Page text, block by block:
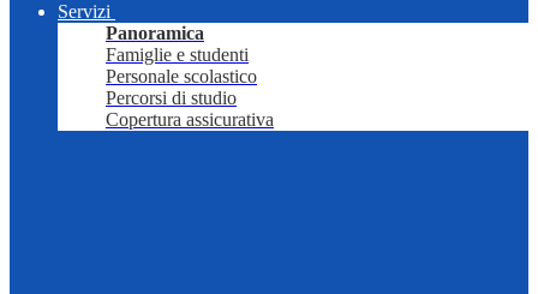
Servizi
Panoramica
Famiglie e studenti
Personale scolastico
Percorsi di studio
Copertura assicurativa